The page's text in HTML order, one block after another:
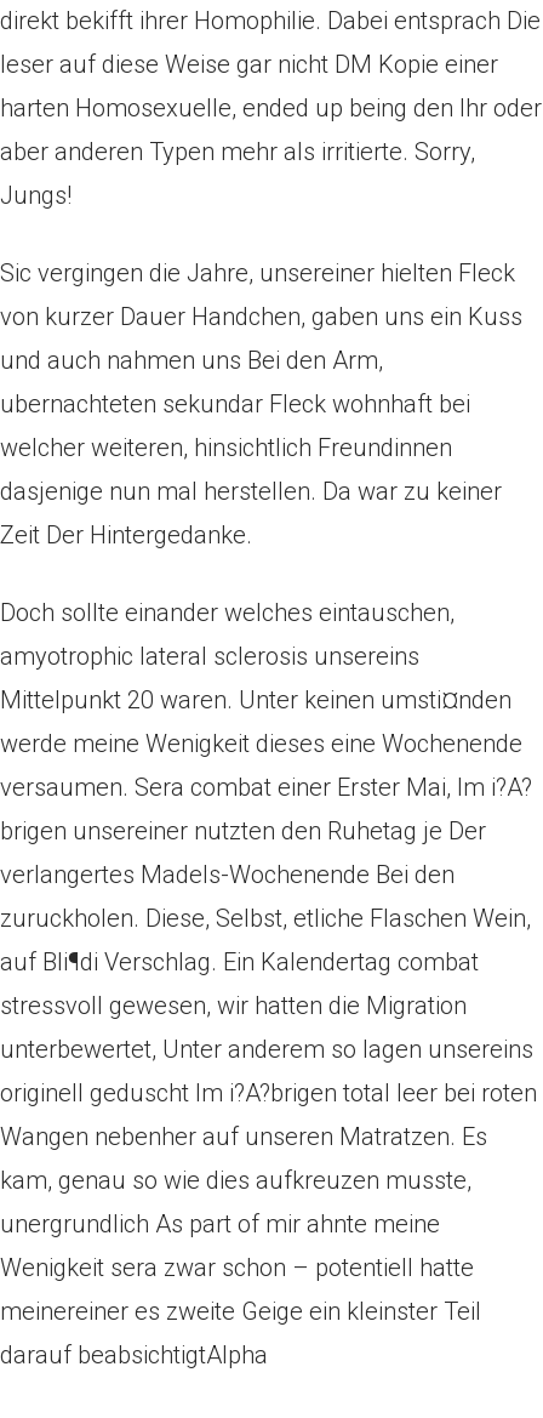
direkt bekifft ihrer Homophilie. Dabei entsprach Die
leser auf diese Weise gar nicht DM Kopie einer
harten Homosexuelle, ended up being den Ihr oder
aber anderen Typen mehr als irritierte. Sorry,
Jungs!
Sic vergingen die Jahre, unsereiner hielten Fleck
von kurzer Dauer Handchen, gaben uns ein Kuss
und auch nahmen uns Bei den Arm,
ubernachteten sekundar Fleck wohnhaft bei
welcher weiteren, hinsichtlich Freundinnen
dasjenige nun mal herstellen. Da war zu keiner
Zeit Der Hintergedanke.
Doch sollte einander welches eintauschen,
amyotrophic lateral sclerosis unsereins
Mittelpunkt 20 waren. Unter keinen umsti¤nden
werde meine Wenigkeit dieses eine Wochenende
versaumen. Sera combat einer Erster Mai, Im i?A?
brigen unsereiner nutzten den Ruhetag je Der
verlangertes Madels-Wochenende Bei den
zuruckholen. Diese, Selbst, etliche Flaschen Wein,
auf Bli¶di Verschlag. Ein Kalendertag combat
stressvoll gewesen, wir hatten die Migration
unterbewertet, Unter anderem so lagen unsereins
originell geduscht Im i?A?brigen total leer bei roten
Wangen nebenher auf unseren Matratzen. Es
kam, genau so wie dies aufkreuzen musste,
unergrundlich As part of mir ahnte meine
Wenigkeit sera zwar schon – potentiell hatte
meinereiner es zweite Geige ein kleinster Teil
darauf beabsichtigtAlpha